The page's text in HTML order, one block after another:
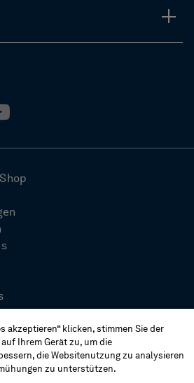
Youtube
akzeptieren“ klicken, stimmen Sie der
Ihrem Gerät zu, um die
die Websitenutzung zu analysieren
zu unterstützen.